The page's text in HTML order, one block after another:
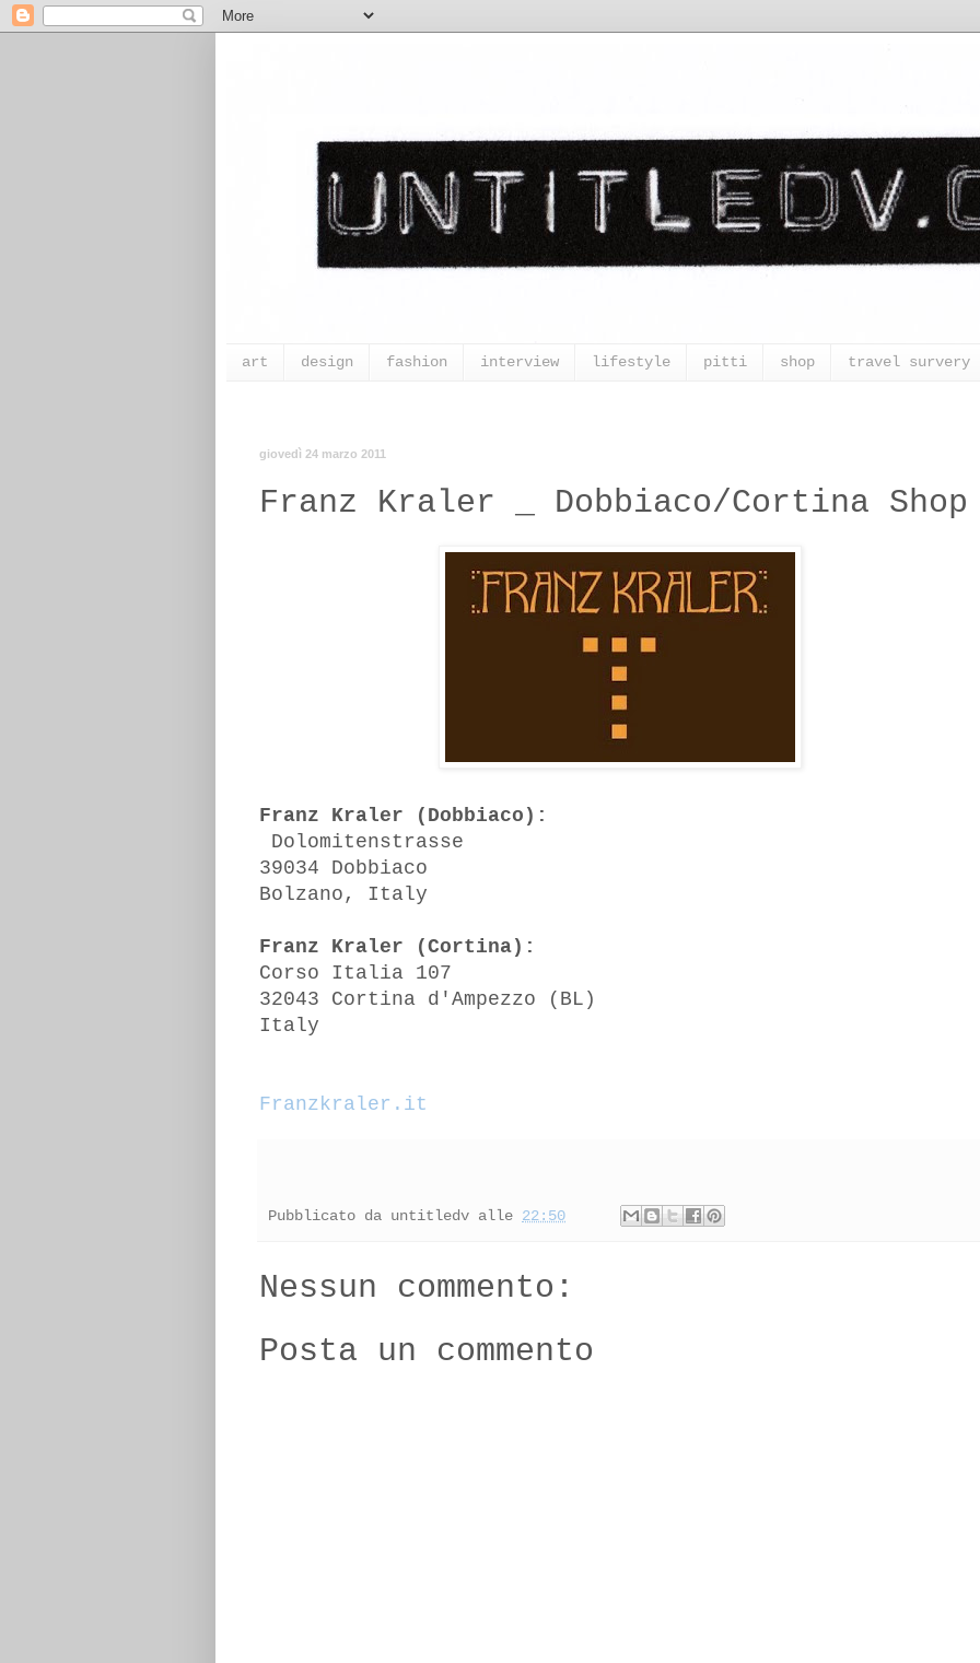
art design fashion interview lifestyle pitti shop travel survery
giovedì 24 marzo 2011
Franz Kraler _ Dobbiaco/Cortina Shop
Franz Kraler (Dobbiaco):
Dolomitenstrasse
39034 Dobbiaco
Bolzano, Italy
Franz Kraler (Cortina):
Corso Italia 107
32043 Cortina d'Ampezzo (BL)
Italy
Franzkraler.it
Pubblicato da untitledv alle 22:50
Nessun commento:
Posta un commento